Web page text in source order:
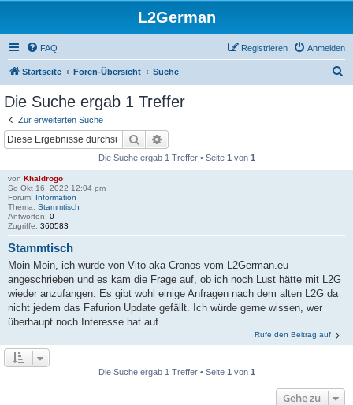
L2German
FAQ Anmelden
Registrieren
Startseite Foren-Übersicht Suche
Die Suche ergab 1 Treffer
Zur erweiterten Suche
Suche
Die Suche ergab 1 Treffer • Seite 1 von 1
von Khaldrogo
So Okt 16, 2022 12:04 pm
Forum: Information
Thema: Stammtisch
Antworten: 0
Zugriffe: 360583
Stammtisch
Moin Moin, ich wurde von Vito aka Cronos vom L2German.eu
angeschrieben und es kam die Frage auf, ob ich noch Lust hätte mit L2G
wieder anzufangen. Es gibt wohl einige Anfragen nach dem alten L2G da
nicht jedem das Fafurion Update gefällt. Ich würde gerne wissen, wer
überhaupt noch Interesse hat auf ...
Rufe den Beitrag auf
Die Suche ergab 1 Treffer • Seite 1 von 1
Gehe zu